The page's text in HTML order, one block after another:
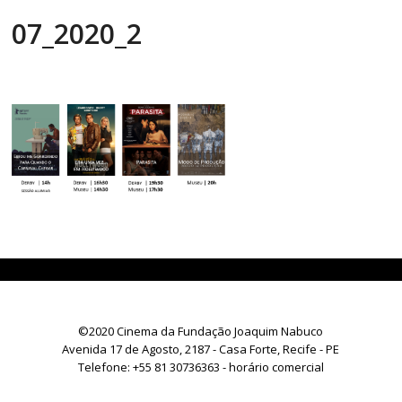
07_2020_2
©2020 Cinema da Fundação Joaquim Nabuco
Avenida 17 de Agosto, 2187 - Casa Forte, Recife - PE
Telefone: +55 81 30736363 - horário comercial